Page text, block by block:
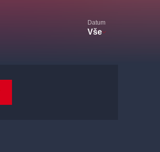
Datum
Vše